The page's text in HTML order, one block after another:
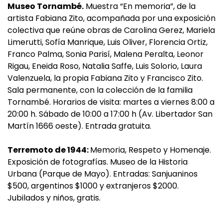
Museo Tornambé. Muestra “En memoria”, de la
artista Fabiana Zito, acompañada por una exposición
colectiva que reúne obras de Carolina Gerez, Mariela
Limerutti, Sofía Manrique, Luis Oliver, Florencia Ortiz,
Franco Palma, Sonia Parisí, Malena Peralta, Leonor
Rigau, Eneida Roso, Natalia Saffe, Luis Solorio, Laura
Valenzuela, la propia Fabiana Zito y Francisco Zito.
Sala permanente, con la colección de la familia
Tornambé. Horarios de visita: martes a viernes 8:00 a
20:00 h. Sábado de 10:00 a 17:00 h (Av. Libertador San
Martín 1666 oeste). Entrada gratuita.
Terremoto de 1944:Memoria, Respeto y Homenaje.
Exposición de fotografías. Museo de la Historia
Urbana (Parque de Mayo). Entradas: Sanjuaninos
$500, argentinos $1000 y extranjeros $2000.
Jubilados y niños, gratis.